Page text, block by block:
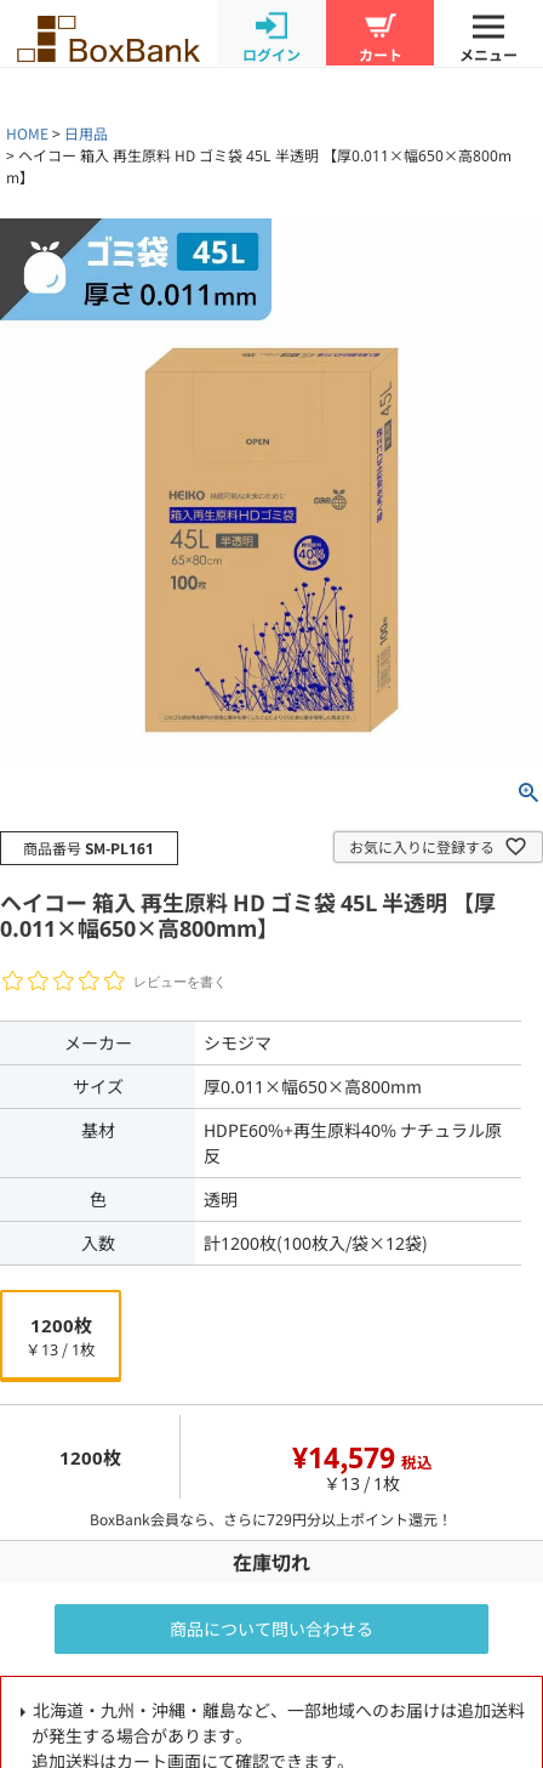
ログイン カート メニュー
HOME
日用品
ヘイコー 箱入 再生原料 HD ゴミ袋 45L 半透明 【厚0.011×幅650×高800m
m】
商品番号SM-PL161 お気に入りに登録する
ヘイコー 箱入 再生原料 HD ゴミ袋 45L 半透明 【厚
0.011×幅650×高800mm】
レビューを書く
メーカー
シモジマ
サイズ
厚0.011×幅650×高800mm
基材
HDPE60%+再生原料40% ナチュラル原
反
色
透明
入数
計1200枚(100枚入/袋×12袋)
1200枚
￥13 / 1枚
1200枚 ¥14,579 税込
￥13 / 1枚
BoxBank会員なら、さらに729円分以上ポイント還元！
在庫切れ
商品について問い合わせる
北海道・九州・沖縄・離島など、一部地域へのお届けは追加送料
が発生する場合があります。
追加送料はカート画面にて確認できます。